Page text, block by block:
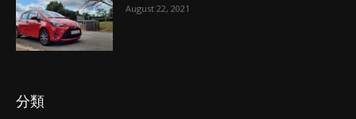
August 22, 2021
分類